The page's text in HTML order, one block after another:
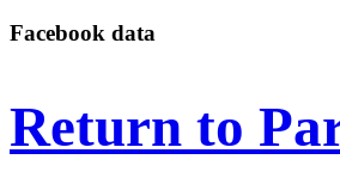
Facebook data
Return to